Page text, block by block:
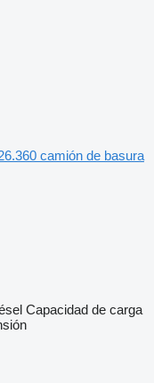
camión de basura
Capacidad de carga